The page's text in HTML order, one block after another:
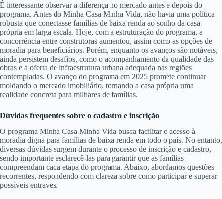
É interessante observar a diferença no mercado antes e depois do
programa. Antes do Minha Casa Minha Vida, não havia uma política
robusta que conectasse famílias de baixa renda ao sonho da casa
própria em larga escala. Hoje, com a estruturação do programa, a
concorrência entre construtoras aumentou, assim como as opções de
moradia para beneficiários. Porém, enquanto os avanços são notáveis,
ainda persistem desafios, como o acompanhamento da qualidade das
obras e a oferta de infraestrutura urbana adequada nas regiões
contempladas. O avanço do programa em 2025 promete continuar
moldando o mercado imobiliário, tornando a casa própria uma
realidade concreta para milhares de famílias.
Dúvidas frequentes sobre o cadastro e inscrição
O programa Minha Casa Minha Vida busca facilitar o acesso à
moradia digna para famílias de baixa renda em todo o país. No entanto,
diversas dúvidas surgem durante o processo de inscrição e cadastro,
sendo importante esclarecê-las para garantir que as famílias
compreendam cada etapa do programa. Abaixo, abordamos questões
recorrentes, respondendo com clareza sobre como participar e superar
possíveis entraves.